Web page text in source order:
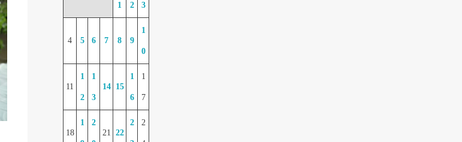
1 2 3
4 5 6 7 8 9
1
0
11
1
2
1
3
14 15
1
6
1
7
18
1 2
21 22
2 2